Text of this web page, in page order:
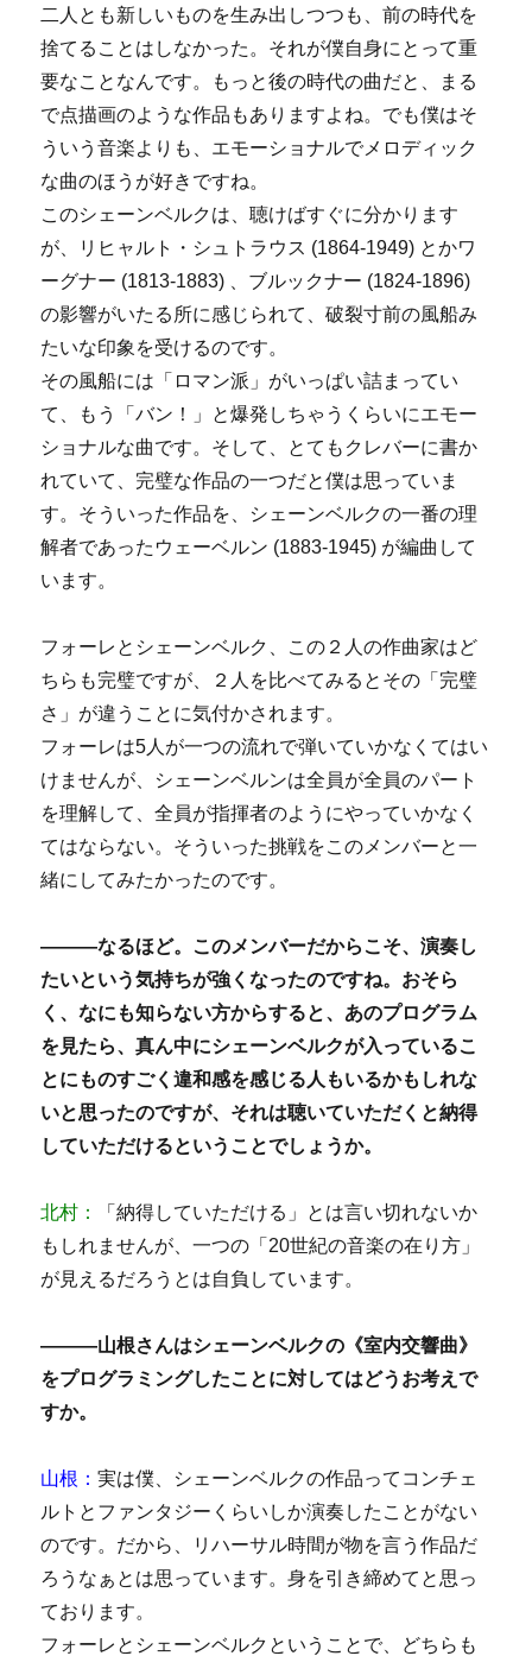
二人とも新しいものを生み出しつつも、前の時代を
捨てることはしなかった。それが僕自身にとって重
要なことなんです。もっと後の時代の曲だと、まる
で点描画のような作品もありますよね。でも僕はそ
ういう音楽よりも、エモーショナルでメロディック
な曲のほうが好きですね。
このシェーンベルクは、聴けばすぐに分かります
が、リヒャルト・シュトラウス (1864-1949) とかワ
ーグナー (1813-1883) 、ブルックナー (1824-1896)
の影響がいたる所に感じられて、破裂寸前の風船み
たいな印象を受けるのです。
その風船には「ロマン派」がいっぱい詰まってい
て、もう「バン！」と爆発しちゃうくらいにエモー
ショナルな曲です。そして、とてもクレバーに書か
れていて、完璧な作品の一つだと僕は思っていま
す。そういった作品を、シェーンベルクの一番の理
解者であったウェーベルン (1883-1945) が編曲して
います。
フォーレとシェーンベルク、この２人の作曲家はど
ちらも完璧ですが、２人を比べてみるとその「完璧
さ」が違うことに気付かされます。
フォーレは5人が一つの流れで弾いていかなくてはい
けませんが、シェーンベルンは全員が全員のパート
を理解して、全員が指揮者のようにやっていかなく
てはならない。そういった挑戦をこのメンバーと一
緒にしてみたかったのです。
―――なるほど。このメンバーだからこそ、演奏し
たいという気持ちが強くなったのですね。おそら
く、なにも知らない方からすると、あのプログラム
を見たら、真ん中にシェーンベルクが入っているこ
とにものすごく違和感を感じる人もいるかもしれな
いと思ったのですが、それは聴いていただくと納得
していただけるということでしょうか。
北村：
「納得していただける」とは言い切れないか
もしれませんが、一つの「20世紀の音楽の在り方」
が見えるだろうとは自負しています。
―――山根さんはシェーンベルクの《室内交響曲》
をプログラミングしたことに対してはどうお考えで
すか。
山根：実は僕、シェーンベルクの作品ってコンチェ
ルトとファンタジーくらいしか演奏したことがない
のです。だから、リハーサル時間が物を言う作品だ
ろうなぁとは思っています。身を引き締めてと思っ
ております。
フォーレとシェーンベルクということで、どちらも